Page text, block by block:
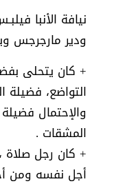
نيافة الأنبا
ودير مارجرجس
+ كان يتحلى
التواضع، فضيلة
والإحتمال
المشقات .
+ كان رجل صلاة
أجل نفسه ومن